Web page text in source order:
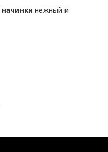
начинки нежный и